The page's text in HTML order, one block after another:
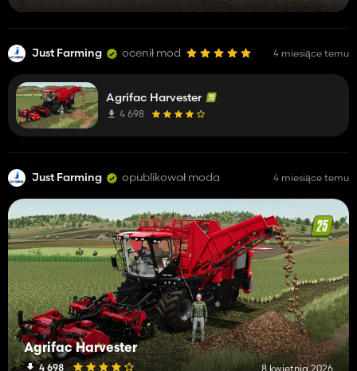
Just Farming ocenił mod 4 miesiące temu
Agrifac Harvester
4 698
Just Farming opublikował moda 4 miesiące temu
Agrifac Harvester
4 698 8 kwietnia 2026